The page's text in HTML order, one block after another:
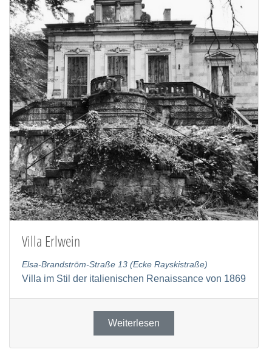
Villa Erlwein
Elsa-Brandström-Straße 13 (Ecke Rayskistraße)
Villa im Stil der italienischen Renaissance von 1869
Weiterlesen